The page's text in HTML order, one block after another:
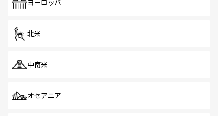
で、ホーカーズは地元の風情を楽しめる外せないスポット
ヨーロッパ
北米
中南米
オセアニア